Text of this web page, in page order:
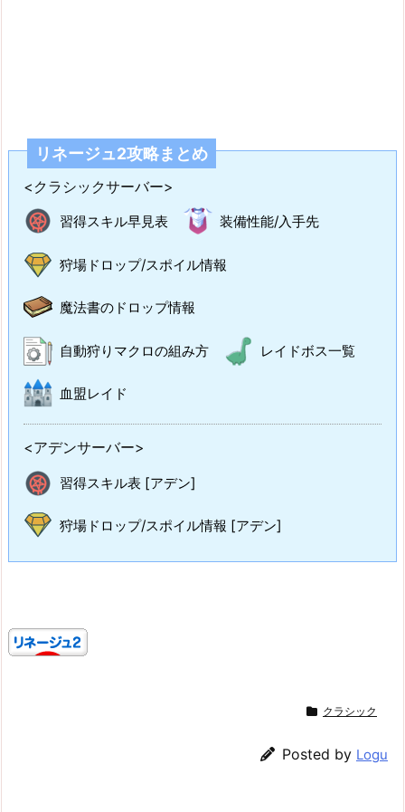
リネージュ2攻略まとめ
<クラシックサーバー>
習得スキル早見表 装備性能/入手先
狩場ドロップ/スポイル情報
魔法書のドロップ情報
自動狩りマクロの組み方 レイドボス一覧
血盟レイド
<アデンサーバー>
習得スキル表 [アデン]
狩場ドロップ/スポイル情報 [アデン]
クラシック
Posted by Logu